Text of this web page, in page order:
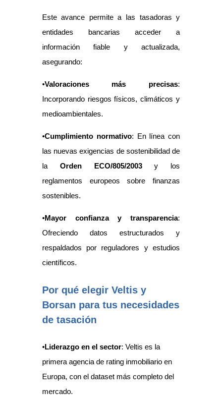
Este avance permite a las tasadoras y
entidades bancarias acceder a
información fiable y actualizada,
asegurando:
•Valoraciones más precisas:
Incorporando riesgos físicos, climáticos y
medioambientales.
•Cumplimiento normativo: En línea con
las nuevas exigencias de sostenibilidad de
la Orden ECO/805/2003y los
reglamentos europeos sobre finanzas
sostenibles.
•Mayor confianza y transparencia:
Ofreciendo datos estructurados y
respaldados por reguladores y estudios
científicos.
Por qué elegir Veltis y
Borsan para tus necesidades
de tasación
•Liderazgo en el sector: Veltis es la
primera agencia de rating inmobiliario en
Europa, con el dataset más completo del
mercado.